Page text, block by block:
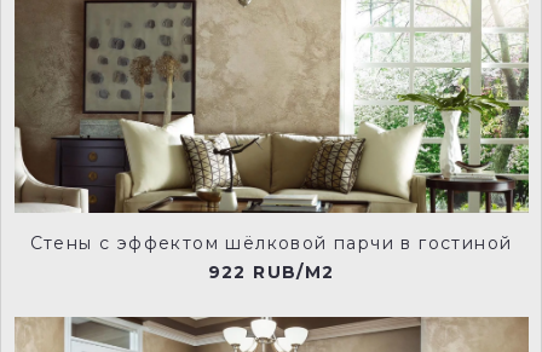
Стены с эффектом шёлковой парчи в гостиной
922 RUB/M2